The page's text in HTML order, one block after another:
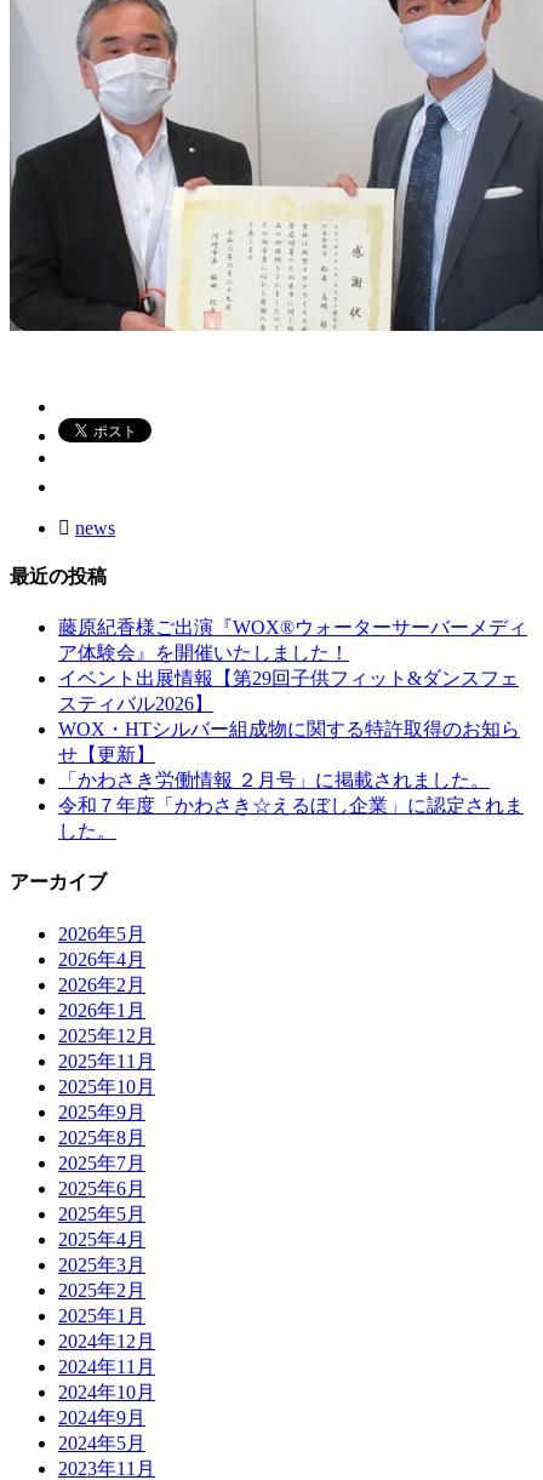
news
最近の投稿
藤原紀香様ご出演『WOX®ウォーターサーバーメディ
ア体験会』を開催いたしました！
イベント出展情報【第29回子供フィット&ダンスフェ
スティバル2026】
WOX・HTシルバー組成物に関する特許取得のお知ら
せ【更新】
「かわさき労働情報 ２月号」に掲載されました。
令和７年度「かわさき☆えるぼし企業」に認定されま
した。
アーカイブ
2026年5月
2026年4月
2026年2月
2026年1月
2025年12月
2025年11月
2025年10月
2025年9月
2025年8月
2025年7月
2025年6月
2025年5月
2025年4月
2025年3月
2025年2月
2025年1月
2024年12月
2024年11月
2024年10月
2024年9月
2024年5月
2023年11月